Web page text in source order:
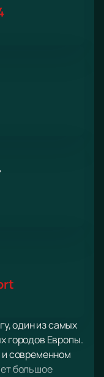
один из самых
городов Европы.
и современном
большое